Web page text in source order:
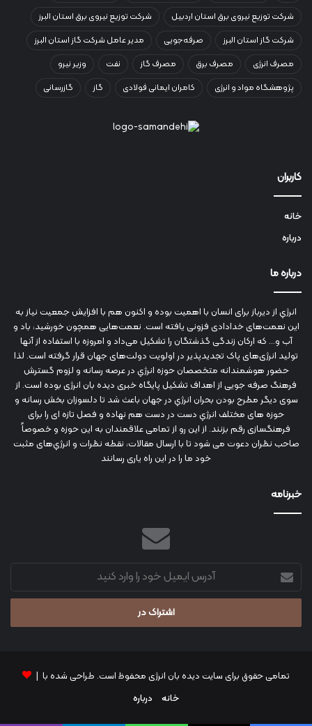
شرکت توزیع نیروی برق استان اردبیل
شرکت توزیع نیروی برق استان البرز
شرکت گاز استان البرز
صرفه‌جویی
مدیر عامل شرکت گاز استان البرز
مصرف انرژی
مصرف برق مصرف گاز نفت
وزیر نیرو
پژوهشگاه مواد و انرژی
کامران ایمانی فولادی گاز گازرسانی
کاربران
خانه
درباره
درباره ما
انرژي‌ از دیرباز برای انسان با اهمیت بوده و اکنون هم با افزایش جمعیت نیاز به
این نعمت‌های خدادادی فزونی یافته است. نعمت‌هایی همچون خورشید، باد و
آب و... که ارکان زندگی گذشتگان را تشکیل می‌داد و امروزه با استفاده از آنها
تولید انرژی‌های پاک تجدیدپذیر در اولویت دولت‌های جهان قرار گرفته است. لذا
حضور هوشمندانه متخصصان حوزه انرژي در عرصه رسانه و لزوم گسترش
فرهنگ صرفه جویی از اهداف تشکیل پایگاه خبری دیده بان انرژی بوده است. از
سوی دیگر مطرح بودن بحران انرژي در جهان باعث شد تا دلسوزان بخش رسانه و
حوزه های مختلف انرژي دست در دست هم نهاده و فصل تازه ای را برای
فرهنگسازی رقم بزنند. از این رو از تمامی علاقمندان به این حوزه و خصوصاً
صاحب نظران دعوت می شود تا با ارسال مقالات، نقطه نظرات و انرژي‌های مثبت
خود ما را در این راه یاری رسانند
خبرنامه
آدرس
ایمیل
خود
وارد
تمامی حقوق برای سایت دیده بان انرژی محفوظ است. طراحی شده با |
خانه
درباره